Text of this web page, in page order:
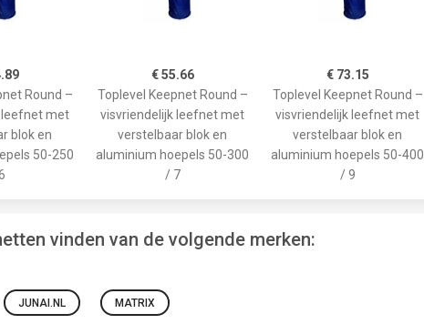
Round –
leefnet met
blok en
50-250
€ 55.66
Toplevel Keepnet Round –
visvriendelijk leefnet met
verstelbaar blok en
aluminium hoepels 50-300
/ 7
€ 73.15
Toplevel Keepnet Round –
visvriendelijk leefnet met
verstelbaar blok en
aluminium hoepels 50-400
/ 9
vinden van de volgende merken:
JUNAI.NL MATRIX